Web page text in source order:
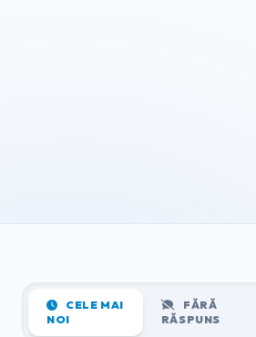
CELE MAI
NOI
FĂRĂ
RĂSPUNS